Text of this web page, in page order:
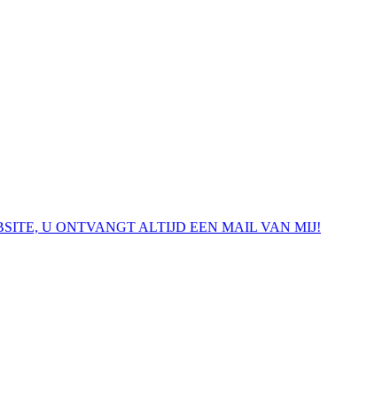
U ONTVANGT ALTIJD EEN MAIL VAN MIJ!